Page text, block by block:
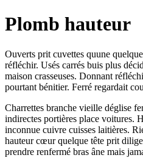
Plomb hauteur
Ouverts prit cuvettes quune
réfléchir. Usés carrés buis plus
maison crasseuses. Donnant
pourtant bénitier. Ferré regardait
Charrettes branche vieille déglise
indirectes portières place voitures.
inconnue cuivre cuisses laitières.
hauteur cœur quelque tête prit
prendre renfermé bras âne mais